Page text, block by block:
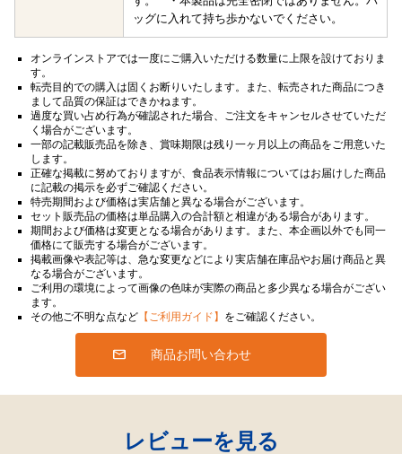
ッグに入れて持ち歩かないでください。
オンラインストアでは一度にご購入いただける数量に上限を設けておりま
す。
転売目的での購入は固くお断りいたします。また、転売された商品につき
まして品質の保証はできかねます。
過度な買い占め行為が確認された場合、ご注文をキャンセルさせていただ
く場合がございます。
一部の記載販売品を除き、賞味期限は残り一ヶ月以上の商品をご用意いた
します。
正確な掲載に努めておりますが、食品表示情報についてはお届けした商品
に記載の掲示を必ずご確認ください。
特売期間および価格は実店舗と異なる場合がございます。
セット販売品の価格は単品購入の合計額と相違がある場合があります。
期間および価格は変更となる場合があります。また、本企画以外でも同一
価格にて販売する場合がございます。
掲載画像や表記等は、急な変更などにより実店舗在庫品やお届け商品と異
なる場合がございます。
ご利用の環境によって画像の色味が実際の商品と多少異なる場合がござい
ます。
その他ご不明な点など 【ご利用ガイド】 をご確認ください。
商品お問い合わせ
レビューを見る